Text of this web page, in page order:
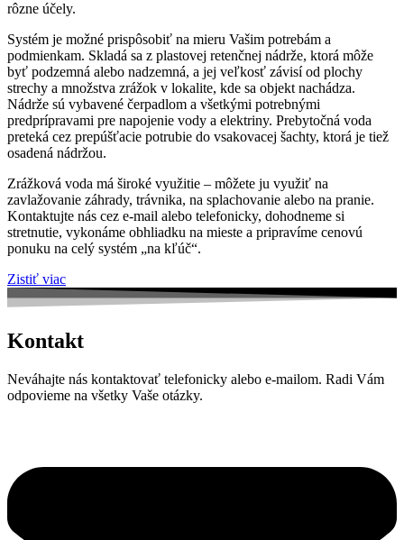
rôzne účely.
Systém je možné prispôsobiť na mieru Vašim potrebám a
podmienkam. Skladá sa z plastovej retenčnej nádrže, ktorá môže
byť podzemná alebo nadzemná, a jej veľkosť závisí od plochy
strechy a množstva zrážok v lokalite, kde sa objekt nachádza.
Nádrže sú vybavené čerpadlom a všetkými potrebnými
predprípravami pre napojenie vody a elektriny. Prebytočná voda
preteká cez prepúšťacie potrubie do vsakovacej šachty, ktorá je tiež
osadená nádržou.
Zrážková voda má široké využitie – môžete ju využiť na
zavlažovanie záhrady, trávnika, na splachovanie alebo na pranie.
Kontaktujte nás cez e-mail alebo telefonicky, dohodneme si
stretnutie, vykonáme obhliadku na mieste a pripravíme cenovú
ponuku na celý systém „na kľúč“.
Zistiť viac
Kontakt
Neváhajte nás kontaktovať telefonicky alebo e-mailom. Radi Vám
odpovieme na všetky Vaše otázky.